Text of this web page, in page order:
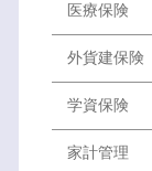
医療保険
外貨建保険
学資保険
家計管理